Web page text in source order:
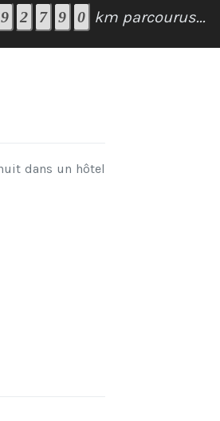
km parcourus...
dans un hôtel